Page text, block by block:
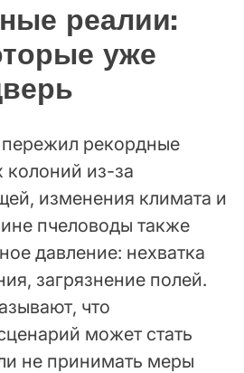
реалии:
уже
рекордные
колоний из-за
изменения климата и
пчеловоды также
давление: нехватка
загрязнение полей.
что
может стать
не принимать меры